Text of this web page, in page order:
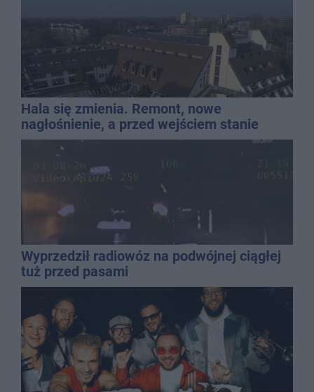
Hala się zmienia. Remont, nowe
nagłośnienie, a przed wejściem stanie
QEMETICA ARENA
Wyprzedził radiowóz na podwójnej ciągłej
tuż przed pasami